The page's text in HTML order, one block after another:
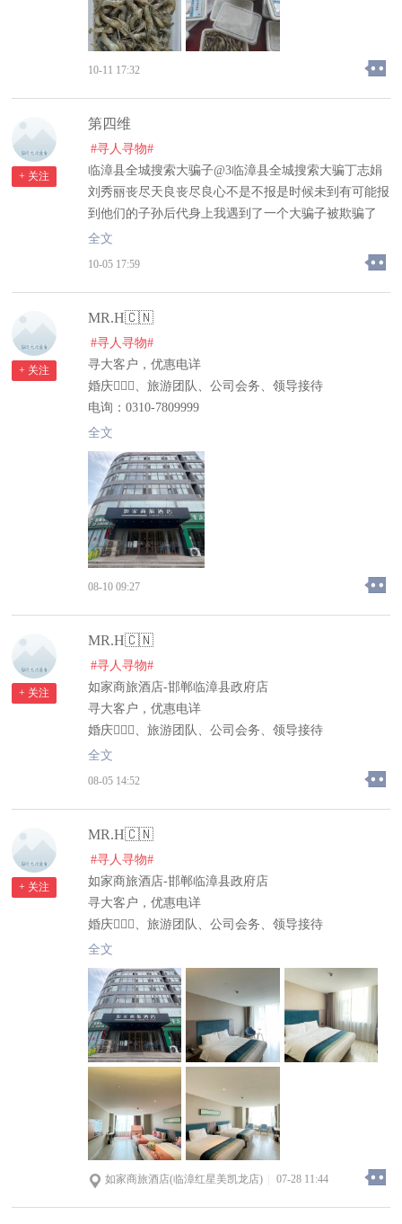
丑陋的面孔，不要再被他们欺骗。临漳县司法局两大执
法部门为我主持公道让法律严惩败坏社会风气的赖人赖
人的人
漳县全城搜索大骗子临漳镇刘光营村，刘新枝王海臣恶
了我的律师拿着证据录聊天追款记录录音退款记录他都
承认欠我钱可就是不还反而说已经还我了律师给她要还
款记录和还款记录证明人家确说丢了找不到了真是不要
脸到天理难容的地步，欠账不还天理难容，我定会通过
法律追回我的欠款，在他们最困难的时候我借给了他们
钱，没想到他们欺骗了最相信他的人啊！有群的多拉我
进几个群，大家也都帮忙给多多宣传，让大家看看他们
社会风气的赖人赖人的人
漳县全城搜索大骗子临漳镇刘光营村，刘新枝王海臣恶
意拖欠我的钱不还联合丁志娟欺骗欺诈我5.8万元，现
在是电不接微信把骗欺诈我5.8万元微信拉黑电话不接
了我的律师拿着证据录聊天追款记录录音退款记录他都
承认欠我钱可就是不还反而说已经还我了律师给她要还
款记录和还款记录证明人家确说丢了找不到了真是不要
脸到天理难容的地步，欠账不还天理难容，我定会通过
法律追回我的欠款，在他们最困难的时候我借给了他们
钱，没想到他们欺骗了最相信他的人啊！有群的多拉我
进几个群，大家也都帮忙给多多宣传，让大家看看他们
丑陋的面孔，不要再被他们欺骗。在她们最困难的时候
我借给她们夫妻俩我5@8万谁知道拿我对她们的房相信
大喊大叫还嚣张跋扈的想咬我怪不得儿媳妇不生孩子呢
就这样的家人只配当绝户头的
10-11 17:32
+ 关注
第四维
#寻人寻物#
临漳县全城搜索大骗子@3临漳县全城搜索大骗丁志娟
刘秀丽丧尽天良丧尽良心不是不报是时候未到有可能报
到他们的子孙后代身上我遇到了一个大骗子被欺骗了
5.8万邯郸市临漳县全城搜索大骗子临漳镇刘光营村，
刘新枝王海臣恶意拖欠我的钱不还联合丁志娟欺骗欺诈
退款记录他都承认欠我钱可就是不还反而说已经还我了
律师给她要还款记录和还款记录证明人家确说丢了找不
到了真是不要脸到天理难容的地步，欠账不还天理难
容，我定会通过法律追回我的欠款，在他们最困难的时
候我借给了他们钱，没想到他们欺骗了最相信他的人
啊！有群的多拉我进几个群，大家也都帮忙给多多宣
传，让大家看看他们丑陋的面孔，不要再被他们欺骗。
临漳县司法局两大执法部门为我主持公道让法律严惩败
坏社会风气的赖人赖人的人
漳县全城搜索大骗子临漳镇刘光营村，刘新枝王海臣恶
意拖欠我的钱不还联合丁志娟欺骗欺诈我5.8万元，现
在是电不接微信把骗欺诈我5.8万元微信拉黑电话不接
了我的律师拿着证据录聊天追款记录录音退款记录他都
脸到天理难容的地步，欠账不还天理难容，我定会通过
法律追回我的欠款，在他们最困难的时候我借给了他们
钱，没想到他们欺骗了最相信他的人啊！有群的多拉我
进几个群，大家也都帮忙给多多宣传，让大家看看他们
丑陋的面孔，不要再被他们欺骗。@@临漳县公安局临
漳县司法局两大执法部门为我主持公道让法律严惩败坏
社会风气的赖人赖人的人
在是电不接微信把骗欺诈我5.8万元微信拉黑电话不接
了我的律师拿着证据录聊天追款记录录音退款记录他都
承认欠我钱可就是不还反而说已经还我了律师给她要还
款记录和还款记录证明人家确说丢了找不到了真是不要
脸到天理难容的地步，欠账不还天理难容，我定会通过
法律追回我的欠款，在他们最困难的时候我借给了他们
钱，没想到他们欺骗了最相信他的人啊！有群的多拉我
进几个群，大家也都帮忙给多多宣传，让大家看看他们
丑陋的面孔，不要再被他们欺骗。在她们最困难的时候
我借给她们夫妻俩我5.8万还有喂不饱的丁志娟尽然牵
着二串的狗咬我一只也丧尽天良的狗东西万谁知道拿我
对她们的房相信与信任随意踩踏踩踏踩踏一点人性也没
有了点人像这样的人都得被诛杀掉反正不是人了不做人
事了怪不得丁志娟闺女嫁不出去呢有她这样的丈母娘没
人敢娶她闺女只能让她闺女当个生孩子机器
全文
10-05 17:59
+ 关注
MR.H🇨🇳
#寻人寻物#
寻大客户，优惠电详
婚庆👰🏻‍♀️、旅游团队、公司会务、领导接待
电询：0310-7809999
VIP接待：15350518699
全文
08-10 09:27
+ 关注
MR.H🇨🇳
#寻人寻物#
如家商旅酒店-邯郸临漳县政府店
寻大客户，优惠电详
婚庆👰🏻‍♀️、旅游团队、公司会务、领导接待
电询：0310-7809999
全文
08-05 14:52
+ 关注
MR.H🇨🇳
#寻人寻物#
如家商旅酒店-邯郸临漳县政府店
寻大客户，优惠电详
婚庆👰🏻‍♀️、旅游团队、公司会务、领导接待
电询：0310-7809999
全文
如家商旅酒店(临漳红星美凯龙店) 07-28 11:44